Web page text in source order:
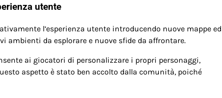
utente
l’esperienza utente introducendo nuove mappe ed
ambienti da esplorare e nuove sfide da affrontare.
ai giocatori di personalizzare i propri personaggi,
aspetto è stato ben accolto dalla comunità, poiché